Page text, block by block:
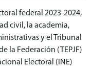
federal 2023-2024,
civil, la academia,
y el Tribunal
la Federación (TEPJF)
Electoral (INE)